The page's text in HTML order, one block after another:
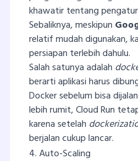
khawatir tentang
Sebaliknya, meskipun
relatif mudah digunakan,
persiapan terlebih dahulu.
Salah satunya adalah
berarti aplikasi harus
Docker sebelum bisa
lebih rumit, Cloud Run
karena setelah
berjalan cukup lancar.
4. Auto-Scaling